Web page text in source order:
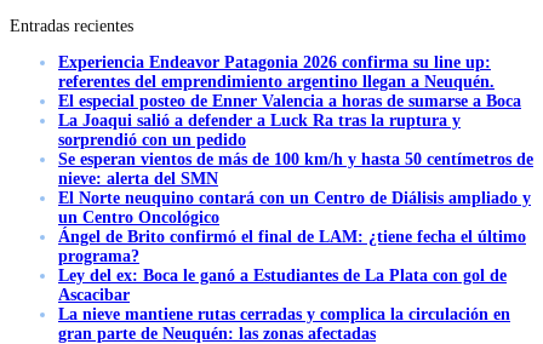
Entradas recientes
Experiencia Endeavor Patagonia 2026 confirma su line up:
referentes del emprendimiento argentino llegan a Neuquén.
El especial posteo de Enner Valencia a horas de sumarse a Boca
La Joaqui salió a defender a Luck Ra tras la ruptura y
sorprendió con un pedido
Se esperan vientos de más de 100 km/h y hasta 50 centímetros de
nieve: alerta del SMN
El Norte neuquino contará con un Centro de Diálisis ampliado y
un Centro Oncológico
Ángel de Brito confirmó el final de LAM: ¿tiene fecha el último
programa?
Ley del ex: Boca le ganó a Estudiantes de La Plata con gol de
Ascacibar
La nieve mantiene rutas cerradas y complica la circulación en
gran parte de Neuquén: las zonas afectadas